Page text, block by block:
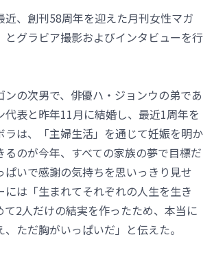
近、創刊58周年を迎えた月刊女性マガ
とグラビア撮影およびインタビューを行
ンの次男で、俳優ハ・ジョンウの弟であ
代表と昨年11月に結婚し、最近1周年を
ラは、「主婦生活」を通じて妊娠を明か
るのが今年、すべての家族の夢で目標だ
ぱいで感謝の気持ちを思いっきり見せ
には「生まれてそれぞれの人生を生き
て2人だけの結実を作ったため、本当に
ただ胸がいっぱいだ」と伝えた。